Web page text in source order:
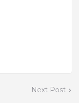
Next Post